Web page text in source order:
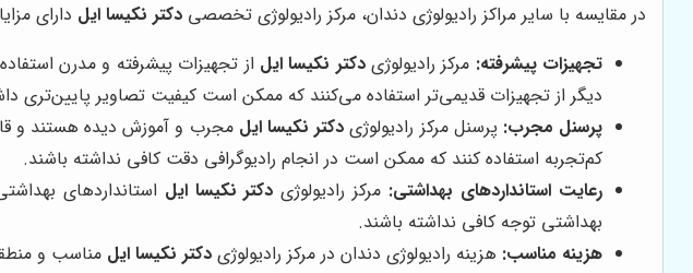
در مقایسه با سایر مراکز رادیولوژی دندان، مرکز رادیولوژی تخصصی دکتر نکیسا ایل دارای
تجهیزات پیشرفته: مرکز رادیولوژیدکتر نکیسا ایل از تجهیزات پیشرفته و مدرن
دیگر از تجهیزات قدیمی‌تر استفاده می‌کنند که ممکن است کیفیت تصاویر پایین‌تری
پرسنل مجرب: پرسنل مرکز رادیولوژی دکتر نکیسا ایل مجرب و آموزش دیده هستند و
کم‌تجربه استفاده کنند که ممکن است در انجام رادیوگرافی دقت کافی نداشته باشند.
رعایت استانداردهای بهداشتی: مرکز رادیولوژی دکتر نکیسا ایل استانداردهای
بهداشتی توجه کافی نداشته باشند.
هزینه مناسب: هزینه رادیولوژی دندان در مرکز رادیولوژی دکتر نکیسا ایل مناسب و